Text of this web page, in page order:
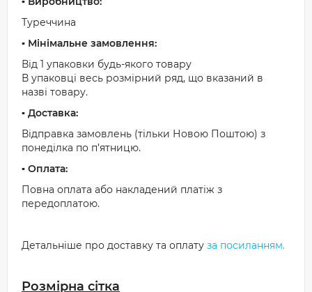
Туреччина
▪️ Мінімальне замовлення:
Від 1 упаковки будь-якого товару
В упаковці весь розмірний ряд, що вказаний в
назві товару.
▪️ Доставка:
Відправка замовлень (тільки Новою Поштою) з
понеділка по п’ятницю.
▪️ Оплата:
Повна оплата або накладений платіж з
передоплатою.
Детальніше про доставку та оплату за посиланням.
Розмірна сітка